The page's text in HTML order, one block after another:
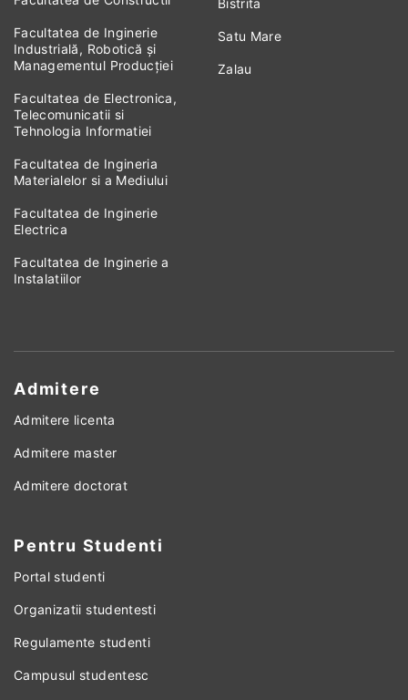
Facultatea de Inginerie
Industrială, Robotică și
Managementul Producției
Facultatea de Electronica,
Telecomunicatii si
Tehnologia Informatiei
Facultatea de Ingineria
Materialelor si a Mediului
Facultatea de Inginerie
Electrica
Facultatea de Inginerie a
Instalatiilor
Bistrita
Satu Mare
Zalau
Admitere
Admitere licenta
Admitere master
Admitere doctorat
Pentru Studenti
Portal studenti
Organizatii studentesti
Regulamente studenti
Campusul studentesc